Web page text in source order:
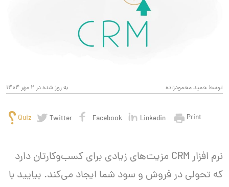
به روز شده در 2 مهر 1404 توسط حمید محمودزاده
Quiz Twitter Facebook Linkedin Print
نرم افزار CRM مزیت‌های زیادی برای کسب‌وکارتان دارد
که تحولی در فروش و سود شما ایجاد می‌کند. بیایید با